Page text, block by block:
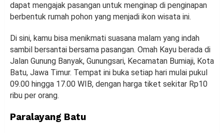
dapat mengajak pasangan untuk menginap di penginapan
berbentuk rumah pohon yang menjadi ikon wisata ini.
Di sini, kamu bisa menikmati suasana malam yang indah
sambil bersantai bersama pasangan. Omah Kayu berada di
Jalan Gunung Banyak, Gunungsari, Kecamatan Bumiaji, Kota
Batu, Jawa Timur. Tempat ini buka setiap hari mulai pukul
09.00 hingga 17.00 WIB, dengan harga tiket sekitar Rp10
ribu per orang.
Paralayang Batu